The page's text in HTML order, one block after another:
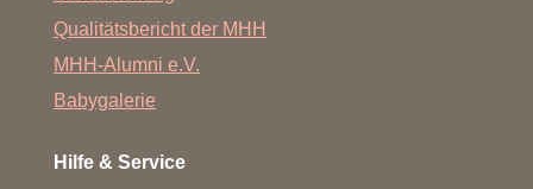
Qualitätsbericht der MHH
MHH-Alumni e.V.
Babygalerie
Hilfe & Service